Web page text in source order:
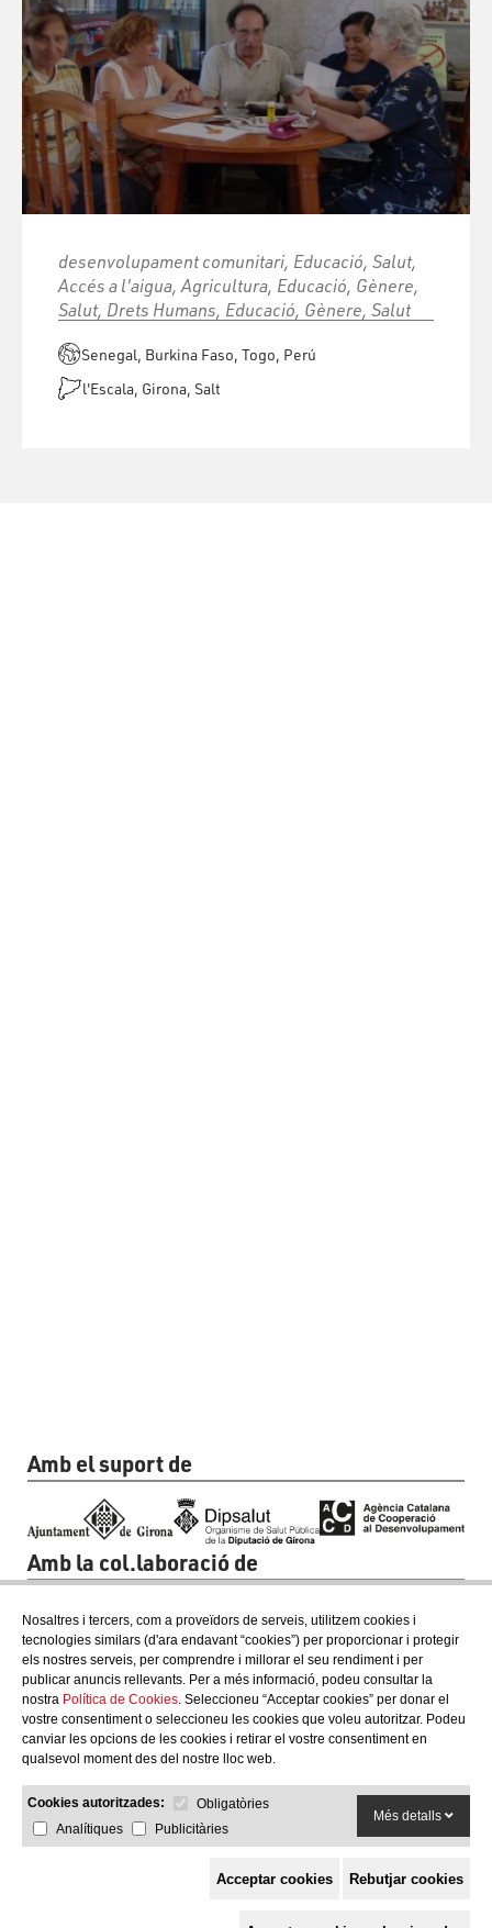
Nosaltres i tercers, com a proveïdors de serveis, utilitzem cookies i
tecnologies similars (d'ara endavant “cookies”) per proporcionar i protegir
els nostres serveis, per comprendre i millorar el seu rendiment i per
publicar anuncis rellevants. Per a més informació, podeu consultar la
nostra Política de Cookies. Seleccioneu “Acceptar cookies” per donar el
vostre consentiment o seleccioneu les cookies que voleu autoritzar. Podeu
canviar les opcions de les cookies i retirar el vostre consentiment en
qualsevol moment des del nostre lloc web.
Cookies autoritzades:
Obligatòries
Analítiques
Publicitàries
Més detalls
Acceptar cookies Rebutjar cookies
desenvolupament comunitari, Educació, Salut,
Accés a l'aigua, Agricultura, Educació, Gènere,
Salut, Drets Humans, Educació, Gènere, Salut
Senegal, Burkina Faso, Togo, Perú
l'Escala, Girona, Salt
Amb el suport de
Amb la col.laboració de